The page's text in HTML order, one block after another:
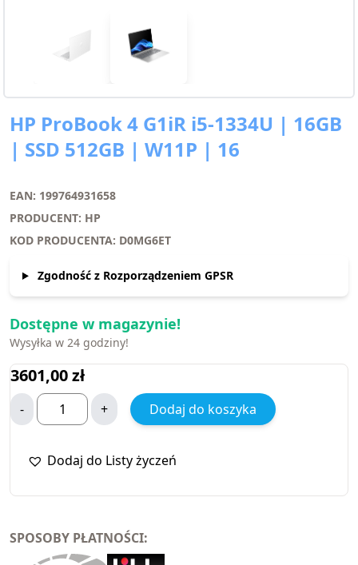
HP ProBook 4 G1iR i5-1334U | 16GB
| SSD 512GB | W11P | 16
EAN: 199764931658
PRODUCENT: HP
KOD PRODUCENTA: D0MG6ET
Zgodność z Rozporządzeniem GPSR
Dostępne w magazynie!
Wysyłka w 24 godziny!
3601,00zł
- + Dodaj do koszyka
Dodaj do Listy życzeń
SPOSOBY PŁATNOŚCI: